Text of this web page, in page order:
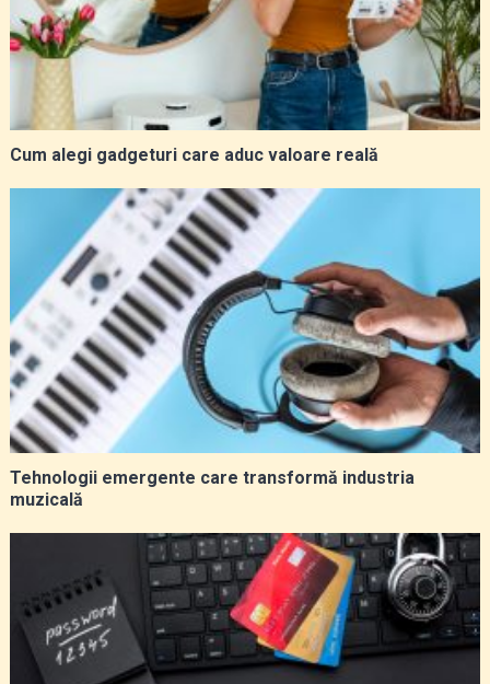
Cum alegi gadgeturi care aduc valoare reală
Tehnologii emergente care transformă industria
muzicală